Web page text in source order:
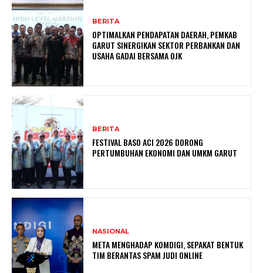
BERITA
OPTIMALKAN PENDAPATAN DAERAH, PEMKAB
GARUT SINERGIKAN SEKTOR PERBANKAN DAN
USAHA GADAI BERSAMA OJK
BERITA
FESTIVAL BASO ACI 2026 DORONG
PERTUMBUHAN EKONOMI DAN UMKM GARUT
NASIONAL
META MENGHADAP KOMDIGI, SEPAKAT BENTUK
TIM BERANTAS SPAM JUDI ONLINE